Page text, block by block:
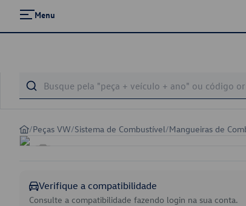
Menu
/Peças VW/Sistema de Combustível/Mangueiras de
Verifique a compatibilidade
Consulte a compatibilidade fazendo login na sua conta.